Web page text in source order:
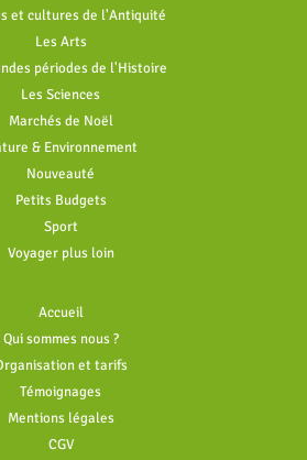
et cultures de l'Antiquité
Les Arts
périodes de l'Histoire
Les Sciences
Marchés de Noël
& Environnement
Nouveauté
Petits Budgets
Sport
Voyager plus loin
Accueil
Qui sommes nous ?
et tarifs
Témoignages
Mentions légales
CGV